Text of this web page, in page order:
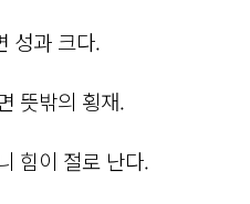
성과 크다.
뜻밖의 횡재.
힘이 절로 난다.